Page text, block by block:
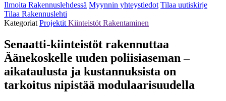
Ilmoita Rakennuslehdessä Myynnin yhteystiedot Tilaa uutiskirje
Tilaa Rakennuslehti
Kategoriat Projektit Kiinteistöt Rakentaminen
Senaatti-kiinteistöt rakennuttaa
Äänekoskelle uuden poliisiaseman –
aikataulusta ja kustannuksista on
tarkoitus nipistää modulaarisuudella